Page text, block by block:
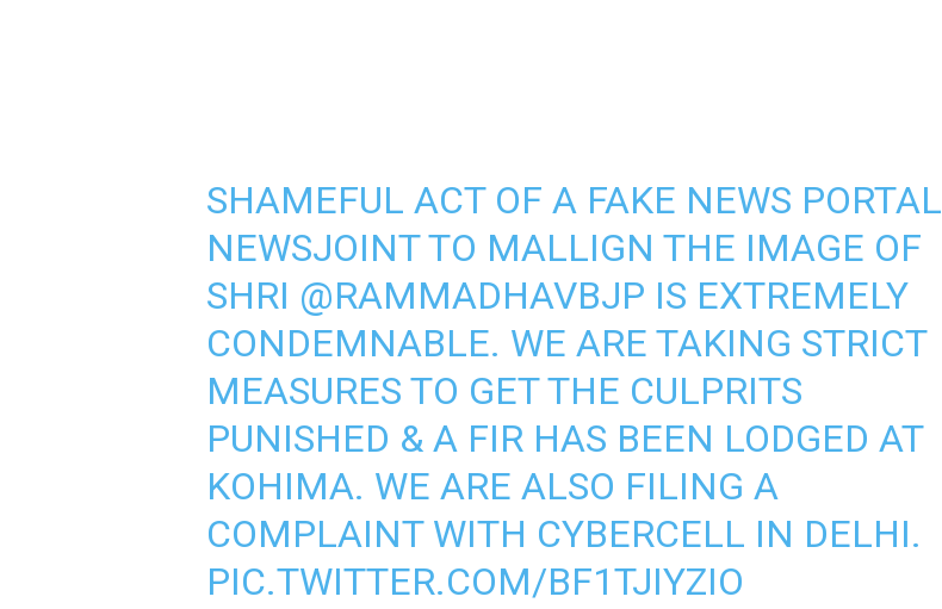
SHAMEFUL ACT OF A FAKE NEWS PORTAL
NEWSJOINT TO MALLIGN THE IMAGE OF
SHRI @RAMMADHAVBJP IS EXTREMELY
CONDEMNABLE. WE ARE TAKING STRICT
MEASURES TO GET THE CULPRITS
PUNISHED & A FIR HAS BEEN LODGED AT
KOHIMA. WE ARE ALSO FILING A
COMPLAINT WITH CYBERCELL IN DELHI.
PIC.TWITTER.COM/BF1TJIYZIO